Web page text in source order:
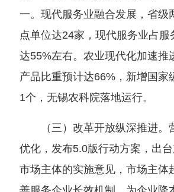
一。现代服务业融合发展，省级
点单位达24家，现代服务业占服
达55%左右。农业现代化加速推
产品比重预计达66%，新增国家
1个，无锡农科院落地运行。
（三）改革开放纵深推进。
优化，发布5.0版行动方案，出
市场主体的实施意见，市场主体